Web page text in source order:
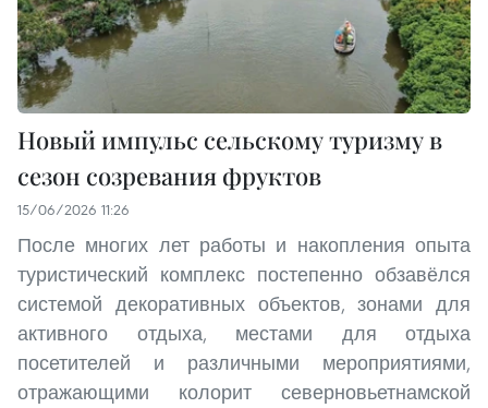
Новый импульс сельскому туризму в
сезон созревания фруктов
15/06/2026 11:26
После многих лет работы и накопления опыта
туристический комплекс постепенно обзавёлся
системой декоративных объектов, зонами для
активного отдыха, местами для отдыха
посетителей и различными мероприятиями,
отражающими колорит северновьетнамской